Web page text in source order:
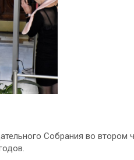
Собрания во втором